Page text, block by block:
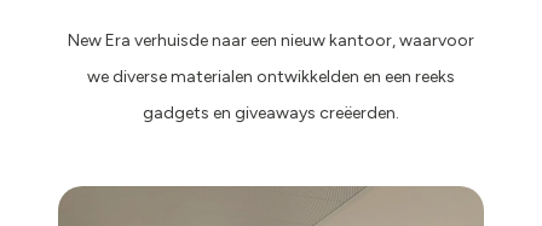
New Era verhuisde naar een nieuw kantoor, waarvoor
we diverse materialen ontwikkelden en een reeks
gadgets en giveaways creëerden.